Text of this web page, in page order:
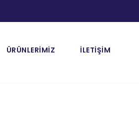
ÜRÜNLERİMİZ İLETİŞİM